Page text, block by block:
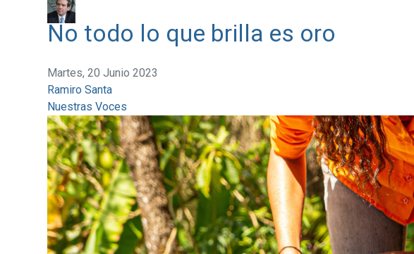
No todo lo que brilla es oro
Martes, 20 Junio 2023
Ramiro Santa
Nuestras Voces